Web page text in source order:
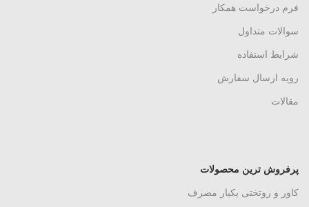
فرم درخواست همکار
سوالات متداول
شرایط استفاده
رویه ارسال سفارش
مقالات
پرفروش ترین محصولات
کاور و روتختی یکبار مصرف